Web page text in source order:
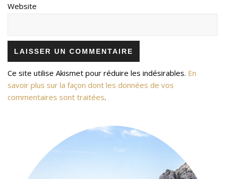
Website
Ce site utilise Akismet pour réduire les indésirables. En
savoir plus sur la façon dont les données de vos
commentaires sont traitées.